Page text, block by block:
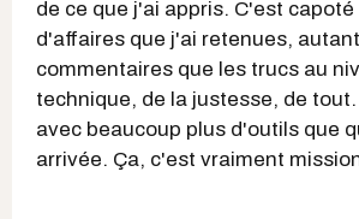
de ce que j'ai appris. C'est capoté
d'affaires que j'ai retenues,
commentaires que les trucs au
technique, de la justesse, de
avec beaucoup plus d'outils que
arrivée. Ça, c'est vraiment